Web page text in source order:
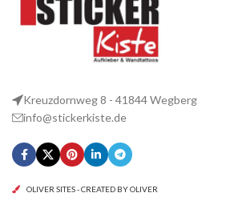
Kreuzdornweg 8 - 41844 Wegberg
info@stickerkiste.de
OLIVER SITES - CREATED BY OLIVER